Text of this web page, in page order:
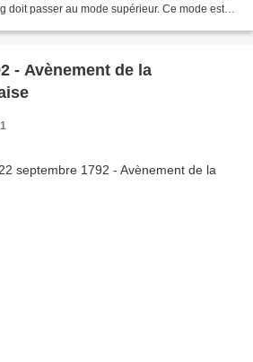
doit passer au mode supérieur. Ce mode est
- Avènement de la